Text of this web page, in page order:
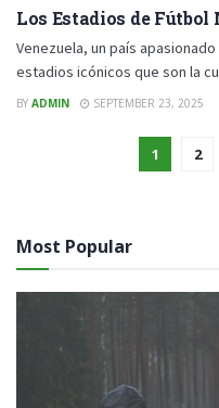
Los Estadios de Fútbol
Venezuela, un país
estadios icónicos que son la
BY ADMIN SEPTEMBER 23, 2025
1 2
Most Popular